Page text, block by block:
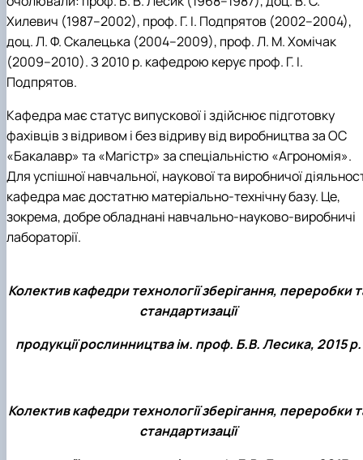
практики
Хилевич (1987–2002), проф. Г. І. Подпрятов (2002–2004),
доц. Л. Ф. Скалецька (2004–2009), проф. Л. М. Хомічак
(2009–2010). З 2010 р. кафедрою керує проф. Г. І.
Подпрятов.
Кафедра має статус випускової і здійснює підготовку
фахівців з відривом і без відриву від виробництва за ОС
«Бакалавр» та «Магістр» за спеціальністю «Агрономія».
Для успішної навчальної, наукової та виробничої
кафедра має достатню матеріально-технічну базу. Це,
зокрема, добре обладнані навчально-науково-виробничі
лабораторії.
Колектив кафедри технології зберігання, переробки
стандартизації
продукції рослинництва ім. проф. Б.В. Лесика, 2015 р.
Колектив кафедри технології зберігання, переробки
стандартизації